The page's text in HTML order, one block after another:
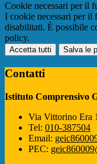
Cookie necessari per il
I cookie necessari per il
disabilitati. È possibile
policy.
Accetta tutti Salva le
Contatti
Istituto Comprensivo
Via Vittorino Era
Tel: 010-387504
Email:
PEC: